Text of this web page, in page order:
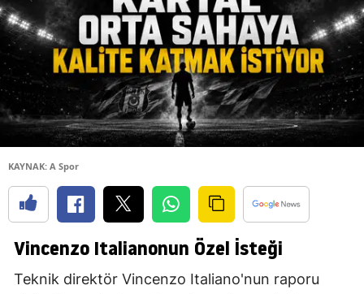
KAYNAK: A Spor
Vincenzo Italianonun Özel İsteği
Teknik direktör Vincenzo Italiano'nun raporu